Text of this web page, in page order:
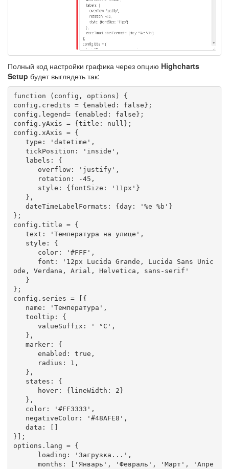
Полный код настройки графика через опцию Highcharts
Setup будет выглядеть так:
function (config, options) {
config.credits = {enabled: false};
config.legend= {enabled: false};
config.yAxis = {title: null};
config.xAxis = {
};
config.title = {
ode, Verdana, Arial, Helvetica, sans-serif'
};
config.series = [{
}];
options.lang = {